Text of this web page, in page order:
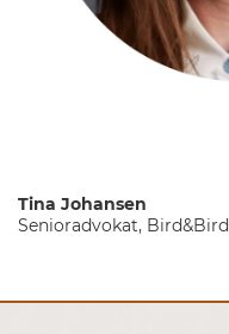
Tina Johansen
Senioradvokat, Bird&Bird